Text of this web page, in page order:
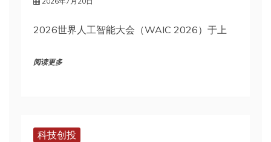
2026世界人工智能大会（WAIC 2026）于上
阅读更多
科技创投